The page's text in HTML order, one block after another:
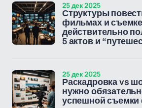
Структуры
фильмах и
действительно
5 актов и
25 дек 2025
Раскадровка vs
нужно
успешной
25 дек 2025